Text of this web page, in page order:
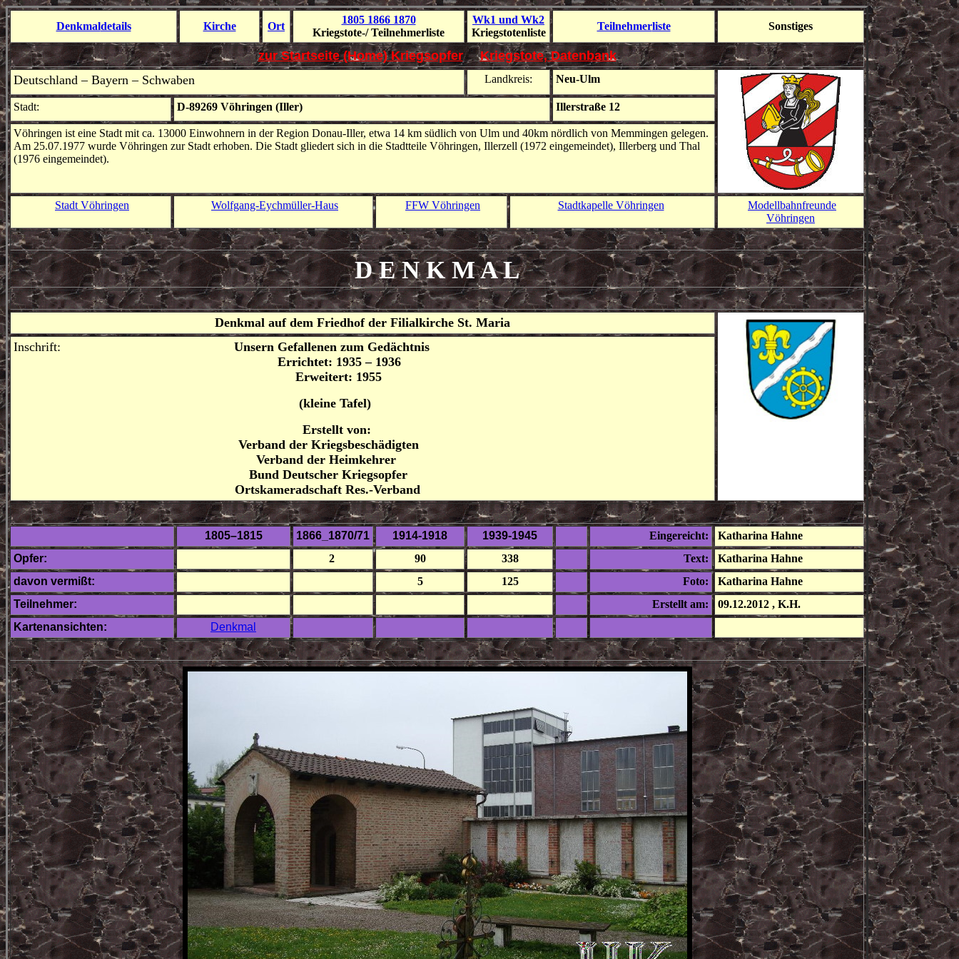
Denkmaldetails Kirche Ort
1805 1866 1870
Kriegstote-/ Teilnehmerliste
Wk1 und Wk2
Kriegstotenliste
Teilnehmerliste Sonstiges
zur Startseite (Home) Kriegsopfer
Kriegstote, Datenbank
Deutschland – Bayern – Schwaben Landkreis: Neu-Ulm
Stadt: D-89269 Vöhringen (Iller) Illerstraße 12
Vöhringen ist eine Stadt mit ca. 13000 Einwohnern in der Region Donau-Iller, etwa 14 km südlich von Ulm und 40km nördlich von Memmingen gelegen.
Am 25.07.1977 wurde Vöhringen zur Stadt erhoben. Die Stadt gliedert sich in die Stadtteile Vöhringen, Illerzell (1972 eingemeindet), Illerberg und Thal
(1976 eingemeindet).
Stadt Vöhringen Wolfgang-Eychmüller-Haus FFW Vöhringen Stadtkapelle Vöhringen
Modellbahnfreunde
Vöhringen
D E N K M A L
Denkmal auf dem Friedhof der Filialkirche St. Maria
Inschrift:
Unsern Gefallenen zum Gedächtnis
Errichtet: 1935 – 1936
Erweitert: 1955
(kleine Tafel)
Erstellt von:
Verband der Kriegsbeschädigten
Verband der Heimkehrer
Bund Deutscher Kriegsopfer
Ortskameradschaft Res.-Verband
1805–1815 1866_1870/71 1914-1918 1939-1945 Eingereicht:
Katharina Hahne
Opfer: 2 90 338 Text:
Katharina Hahne
davon vermißt:
5 125 Foto:
Katharina Hahne
Teilnehmer:
Erstellt am:
09.12.2012 , K.H.
Kartenansichten:
Denkmal